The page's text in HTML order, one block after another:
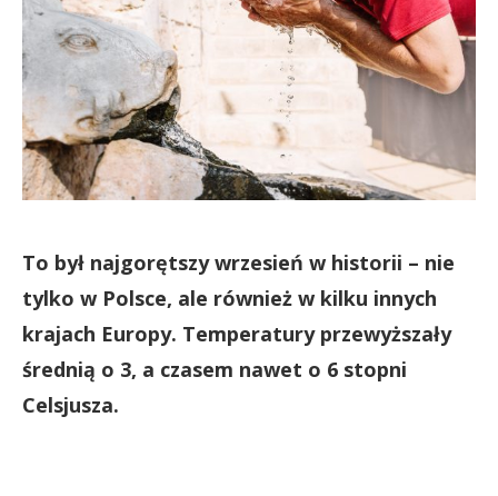
To był najgorętszy wrzesień w historii – nie
tylko w Polsce, ale również w kilku innych
krajach Europy. Temperatury przewyższały
średnią o 3, a czasem nawet o 6 stopni
Celsjusza.